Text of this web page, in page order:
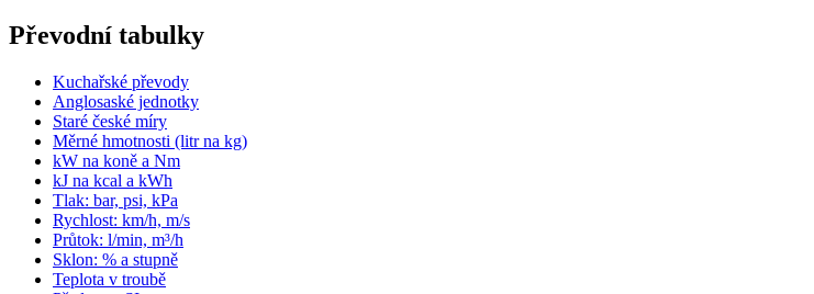
Převodní tabulky
Kuchařské převody
Anglosaské jednotky
Staré české míry
Měrné hmotnosti (litr na kg)
kW na koně a Nm
kJ na kcal a kWh
Tlak: bar, psi, kPa
Rychlost: km/h, m/s
Průtok: l/min, m³/h
Sklon: % a stupně
Teplota v troubě